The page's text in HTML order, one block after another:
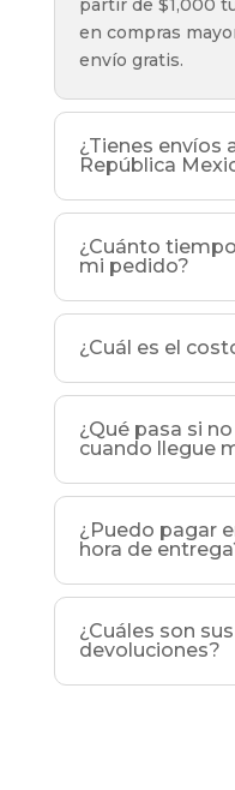
partir de $1,000
en compras
envío gratis.
¿Tienes envíos
República
¿Cuánto
mi pedido?
¿Cuál es el
¿Qué pasa si
cuando llegue
¿Puedo pagar
hora de
¿Cuáles son
devoluciones?